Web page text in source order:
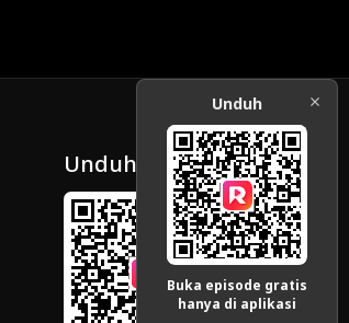
Unduh
Unduh
Buka episode gratis
hanya di aplikasi